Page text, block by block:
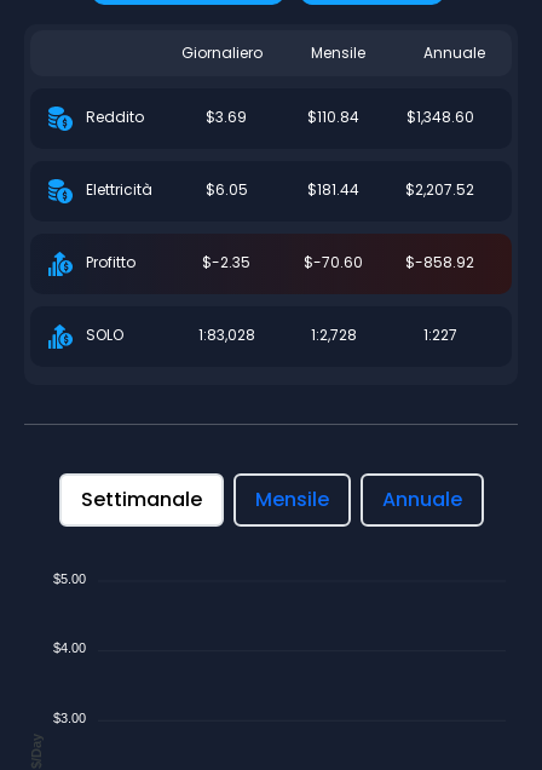
Giornaliero Mensile Annuale
Reddito $3.69 $110.84 $1,348.60
Elettricità $6.05 $181.44 $2,207.52
Profitto $-2.35 $-70.60 $-858.92
SOLO 1:83,028 1:2,728 1:227
Settimanale Mensile Annuale
$5.00
$4.00
$3.00
$/Day